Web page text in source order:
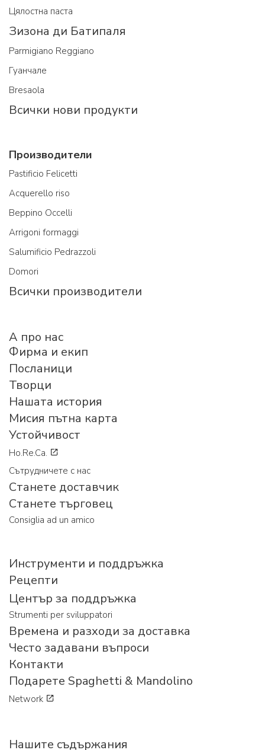
Цялостна паста
Зизона ди Батипаля
Parmigiano Reggiano
Гуанчале
Bresaola
Всички нови продукти
Производители
Pastificio Felicetti
Acquerello riso
Beppino Occelli
Arrigoni formaggi
Salumificio Pedrazzoli
Domori
Всички производители
A про нас
Фирма и екип
Посланици
Творци
Нашата история
Мисия пътна карта
Устойчивост
Ho.Re.Ca.
Сътрудничете с нас
Станете доставчик
Станете търговец
Consiglia ad un amico
Инструменти и поддръжка
Рецепти
Център за поддръжка
Strumenti per sviluppatori
Времена и разходи за доставка
Често задавани въпроси
Контакти
Подарете Spaghetti & Mandolino
Network
Нашите съдържания